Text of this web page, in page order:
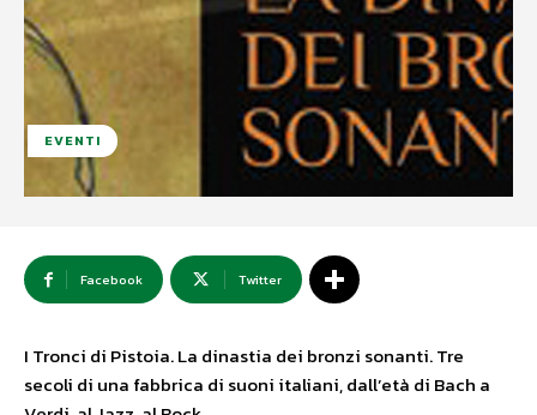
EVENTI
Facebook Twitter
I Tronci di Pistoia. La dinastia dei bronzi sonanti. Tre
secoli di una fabbrica di suoni italiani, dall’età di Bach a